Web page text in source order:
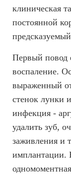
клиническая
постоянной
Первый повод
воспаление.
выраженный
стенок лунки
инфекция -
удалить зуб,
заживления и
имплантации.